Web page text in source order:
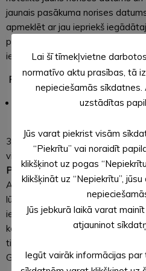
jaunais pasākuma norises
apmeklēt ar jau iepriekš
pasākuma norises datums
iespējams atgriezt kasē.
Pārceltiepasākumi:
aprīļa Dailes teātra viesizrāde
30.09.2020 saņemta
viesizrāde, kas bija paredzēta
PASMIETIESun tika pārcelta uz
Alūksnes Kultūras centrā,TIEK
lūgums atgriezt Biļešu paradīzes
iegādātas internetā, nauda tiks
kontu no kura veikts pirkums.
tiek skaņots datums Dailes
Ginta Grāveļa, Laura Subatnieka
Lai šī tīmekļvietne
normatīvo aktu prasības, tā
nepieciešamās sīkdatnes.
uzstādītas
Jūs varat piekrist visām
“Piekrītu” vai noraidīt
klikšķinot uz pogas
klikšķināt uz “Nepiekrītu”,
Jūs jebkurā laikā varat
atjauninot
Iegūt vairāk informācijas